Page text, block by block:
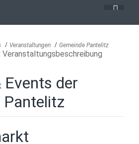
Veranstaltungen Gemeinde Pantelitz
Events der
Pantelitz